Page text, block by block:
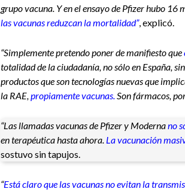
grupo vacuna. Y en el ensayo de Pfizer hubo 16
las vacunas reduzcan la mortalidad”, explicó.
“Simplemente pretendo poner de manifiesto que
totalidad de la ciudadanía, no sólo en España,
productos que son tecnologías nuevas que
la RAE,propiamente vacunas.Son fármacos,
“Las llamadas vacunas de Pfizer y Modernano
en terapéutica hasta ahora. La vacunación
sostuvo sin tapujos.
“Está claro que las vacunas no evitan la